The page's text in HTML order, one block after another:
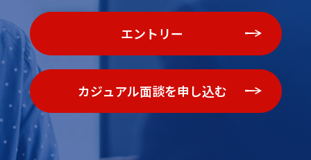
エントリー
カジュアル面談を申し込む